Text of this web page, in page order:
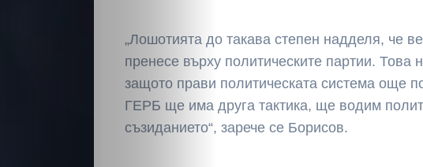
„Лошотията до такава степен надделя, че
пренесе върху политическите партии. Това
защото прави политическата система още
ГЕРБ ще има друга тактика, ще водим
съзиданието“, зарече се Борисов.